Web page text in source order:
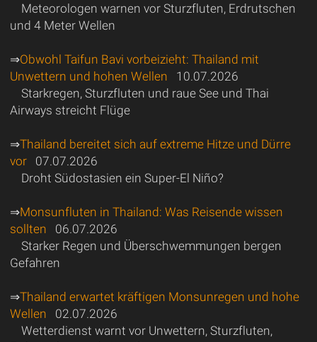
Meteorologen warnen vor Sturzfluten, Erdrutschen
und 4 Meter Wellen
⇒Obwohl Taifun Bavi vorbeizieht: Thailand mit
Unwettern und hohen Wellen 10.07.2026
Starkregen, Sturzfluten und raue See und Thai
Airways streicht Flüge
⇒Thailand bereitet sich auf extreme Hitze und Dürre
vor07.07.2026
Droht Südostasien ein Super-El Niño?
⇒Monsunfluten in Thailand: Was Reisende wissen
sollten 06.07.2026
Starker Regen und Überschwemmungen bergen
Gefahren
⇒Thailand erwartet kräftigen Monsunregen und hohe
Wellen 02.07.2026
Wetterdienst warnt vor Unwettern, Sturzfluten,